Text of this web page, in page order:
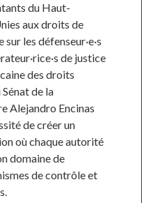
du Haut-
aux droits de
les défenseur·e·s
de justice
des droits
de la
Alejandro Encinas
de créer un
où chaque autorité
domaine de
de contrôle et